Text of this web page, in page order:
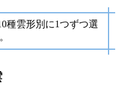
種雲形別に1つずつ選